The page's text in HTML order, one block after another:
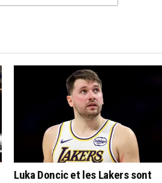
Luka Doncic et les Lakers sont